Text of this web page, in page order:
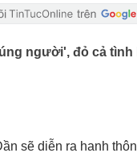
người', đỏ cả
sẽ diễn ra hanh